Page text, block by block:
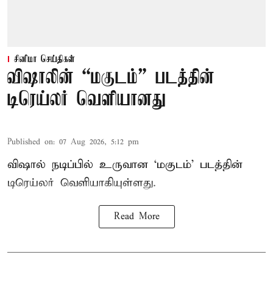
சினிமா செய்திகள்
விஷாலின் “மகுடம்” படத்தின்
டிரெய்லர் வெளியானது
Published on: 07 Aug 2026, 5:12 pm
விஷால் நடிப்பில் உருவான ‘மகுடம்’ படத்தின்
டிரெய்லர் வெளியாகியுள்ளது.
Read More